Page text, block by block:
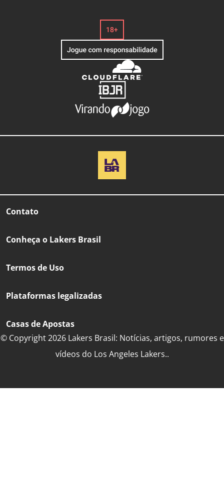
Contato
Conheça o Lakers Brasil
Termos de Uso
Plataformas legalizadas
Casas de Apostas
© Copyright 2026 Lakers Brasil: Notícias, artigos, rumores e
vídeos do Los Angeles Lakers..